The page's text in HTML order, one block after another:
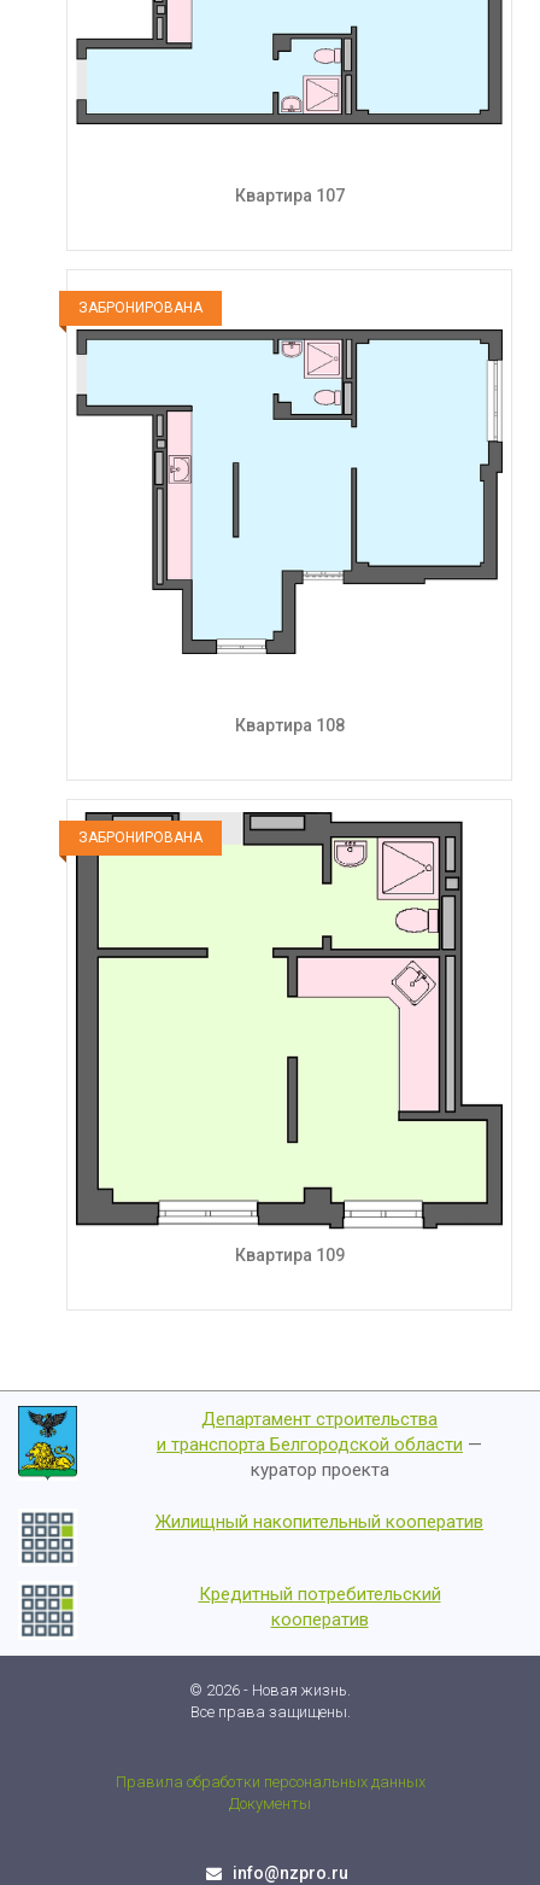
Квартира 107
ЗАБРОНИРОВАНА
Квартира 108
ЗАБРОНИРОВАНА
Квартира 109
Департамент строительства
и транспорта Белгородской области —
куратор проекта
Жилищный накопительный кооператив
Кредитный потребительский
кооператив
© 2026 - Новая жизнь.
Все права защищены.
Правила обработки персональных данных
Документы
info@nzpro.ru